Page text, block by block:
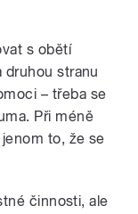
s obětí
stranu
– třeba se
Při méně
to, že se
činnosti, ale